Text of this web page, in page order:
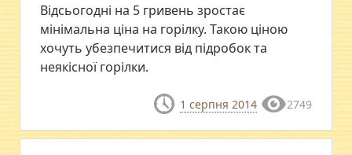
Відсьогодні на 5 гривень зростає
мінімальна ціна на горілку. Такою ціною
хочуть убезпечитися від підробок та
неякісної горілки.
1 серпня 2014 2749